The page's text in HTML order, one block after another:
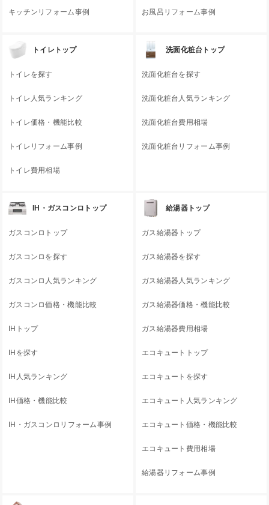
キッチンリフォーム事例 お風呂リフォーム事例
トイレトップ
トイレを探す
トイレ人気ランキング
トイレ価格・機能比較
トイレリフォーム事例
トイレ費用相場
洗面化粧台トップ
洗面化粧台を探す
洗面化粧台人気ランキング
洗面化粧台費用相場
洗面化粧台リフォーム事例
IH・ガスコンロトップ
ガスコンロトップ
ガスコンロを探す
ガスコンロ人気ランキング
ガスコンロ価格・機能比較
IHトップ
IHを探す
IH人気ランキング
IH価格・機能比較
IH・ガスコンロリフォーム事例
給湯器トップ
ガス給湯器トップ
ガス給湯器を探す
ガス給湯器人気ランキング
ガス給湯器価格・機能比較
ガス給湯器費用相場
エコキュートトップ
エコキュートを探す
エコキュート人気ランキング
エコキュート価格・機能比較
エコキュート費用相場
給湯器リフォーム事例